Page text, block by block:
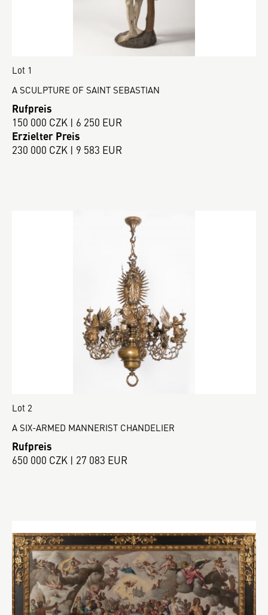
Lot 1
A SCULPTURE OF SAINT SEBASTIAN
Rufpreis
150 000 CZK | 6 250 EUR
Erzielter Preis
230 000 CZK | 9 583 EUR
Lot 2
A SIX-ARMED MANNERIST CHANDELIER
Rufpreis
650 000 CZK | 27 083 EUR